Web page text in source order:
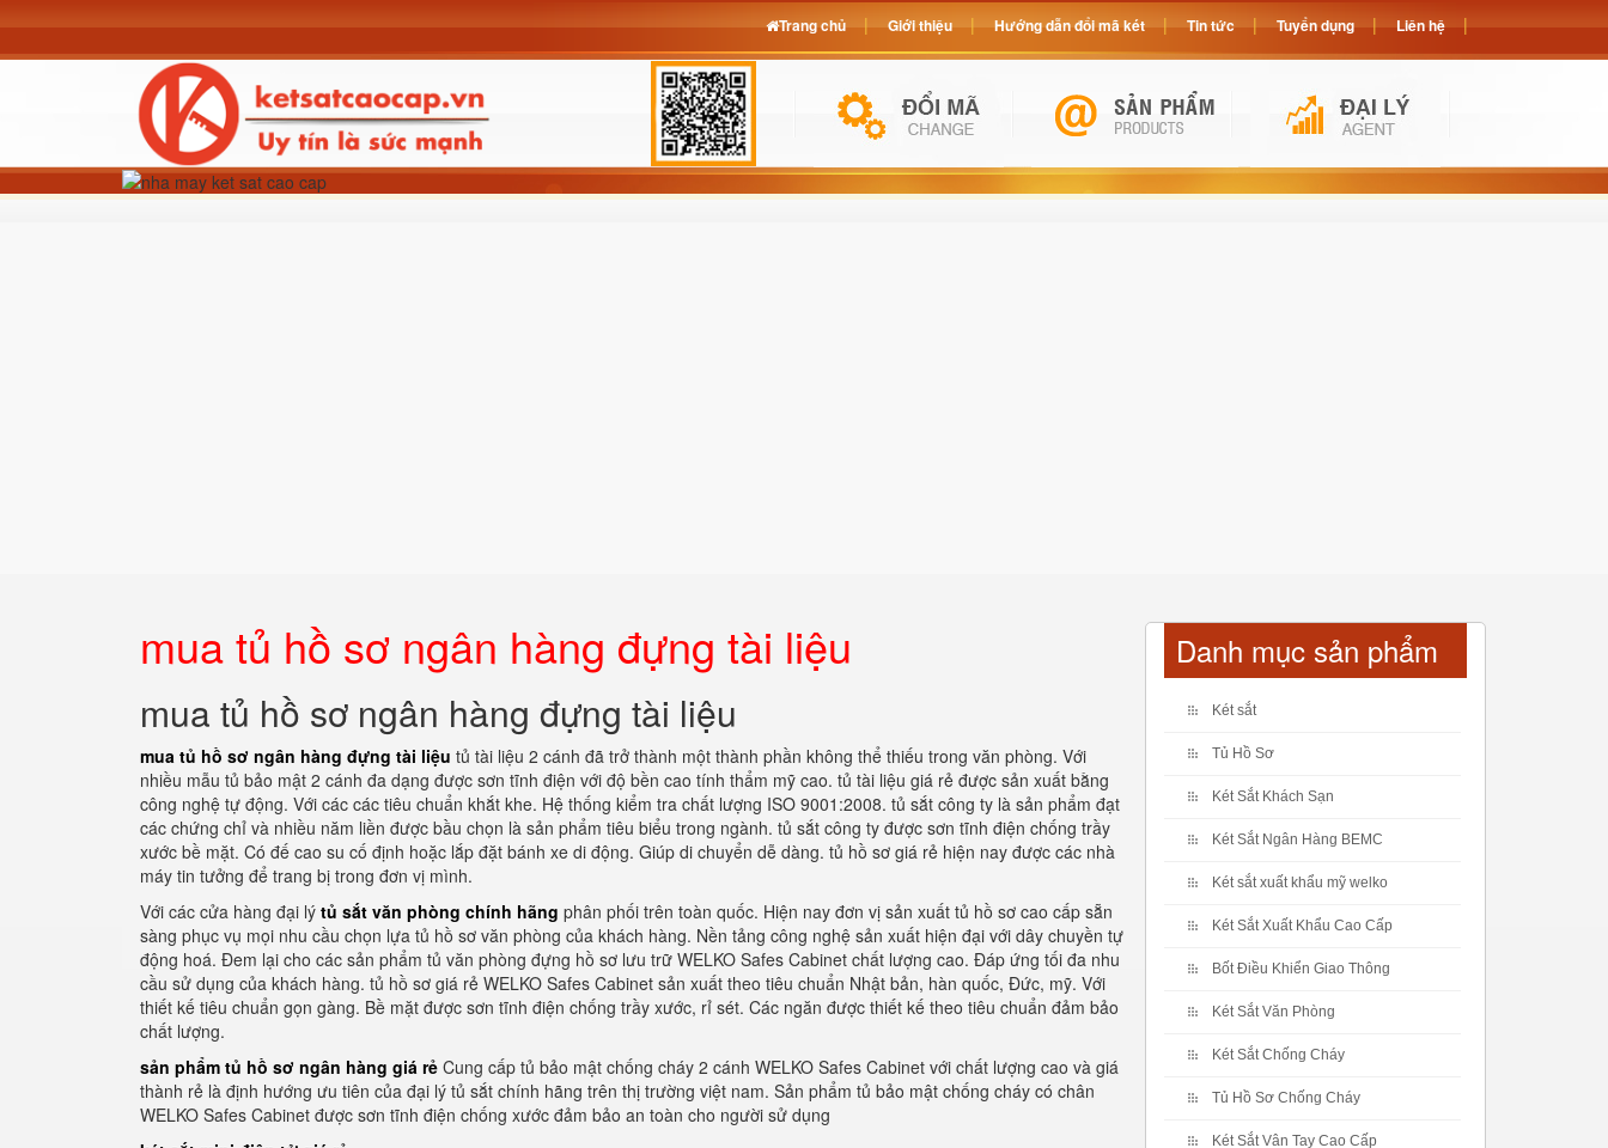
mua tủ hồ sơ ngân hàng đựng tài liệu
mua tủ hồ sơ ngân hàng đựng tài liệu
mua tủ hồ sơ ngân hàng đựng tài liệu tủ tài liệu 2 cánh đã trở thành một thành phần không thể thiếu trong văn phòng. Với
nhiều mẫu tủ bảo mật 2 cánh đa dạng được sơn tĩnh điện với độ bền cao tính thẩm mỹ cao. tủ tài liệu giá rẻ được sản xuất bằng
công nghệ tự động. Với các các tiêu chuẩn khắt khe. Hệ thống kiểm tra chất lượng ISO 9001:2008. tủ sắt công ty là sản phẩm đạt
các chứng chỉ và nhiều năm liền được bầu chọn là sản phẩm tiêu biểu trong ngành. tủ sắt công ty được sơn tĩnh điện chống trầy
xước bề mặt. Có đế cao su cố định hoặc lắp đặt bánh xe di động. Giúp di chuyển dễ dàng. tủ hồ sơ giá rẻ hiện nay được các nhà
máy tin tưởng để trang bị trong đơn vị mình.
Với các cửa hàng đại lý tủ sắt văn phòng chính hãng phân phối trên toàn quốc. Hiện nay đơn vị sản xuất tủ hồ sơ cao cấp sẵn
sàng phục vụ mọi nhu cầu chọn lựa tủ hồ sơ văn phòng của khách hàng. Nền tảng công nghệ sản xuất hiện đại với dây chuyền tự
động hoá. Đem lại cho các sản phẩm tủ văn phòng đựng hồ sơ lưu trữ WELKO Safes Cabinet chất lượng cao. Đáp ứng tối đa nhu
cầu sử dụng của khách hàng. tủ hồ sơ giá rẻ WELKO Safes Cabinet sản xuất theo tiêu chuẩn Nhật bản, hàn quốc, Đức, mỹ. Với
thiết kế tiêu chuẩn gọn gàng. Bề mặt được sơn tĩnh điện chống trầy xước, rỉ sét. Các ngăn được thiết kế theo tiêu chuẩn đảm bảo
chất lượng.
sản phẩm tủ hồ sơ ngân hàng giá rẻ Cung cấp tủ bảo mật chống cháy 2 cánh WELKO Safes Cabinet với chất lượng cao và giá
thành rẻ là định hướng ưu tiên của đại lý tủ sắt chính hãng trên thị trường việt nam. Sản phẩm tủ bảo mật chống cháy có chân
WELKO Safes Cabinet được sơn tĩnh điện chống xước đảm bảo an toàn cho người sử dụng
Danh mục sản phẩm
Két sắt
Tủ Hồ Sơ
Két Sắt Khách Sạn
Két Sắt Ngân Hàng BEMC
Két sắt xuất khẩu mỹ welko
Két Sắt Xuất Khẩu Cao Cấp
Bốt Điều Khiển Giao Thông
Két Sắt Văn Phòng
Két Sắt Chống Cháy
Tủ Hồ Sơ Chống Cháy
Két Sắt Vân Tay Cao Cấp
Trang chủ Giới thiệu Hướng dẫn đổi mã két Tin tức Tuyển dụng Liên hệ